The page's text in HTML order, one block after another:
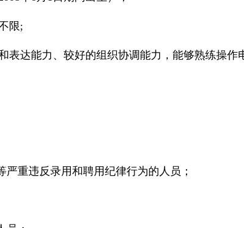
限;
表达能力、较好的组织协调能力，能够熟练操
重违反录用和聘用纪律行为的人员；